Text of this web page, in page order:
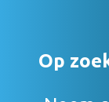
Op